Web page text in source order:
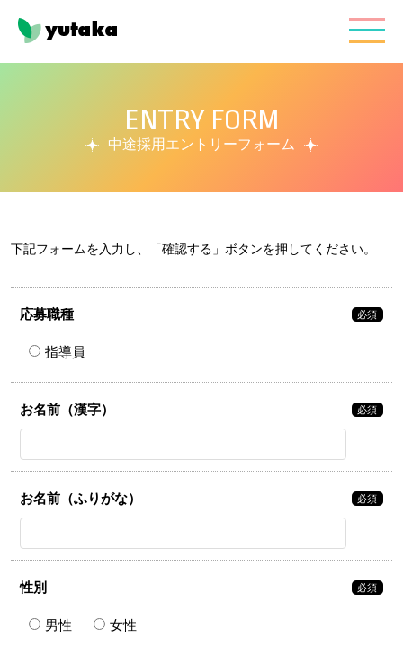
ENTRY FORM
中途採用エントリーフォーム
下記フォームを入力し、「確認する」ボタンを押してください。
応募職種 必須
指導員
お名前（漢字） 必須
お名前（ふりがな） 必須
性別 必須
男性 女性